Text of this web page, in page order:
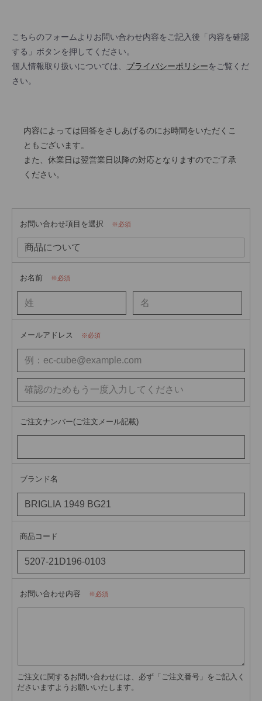
こちらのフォームよりお問い合わせ内容をご記入後「内容を確認
する」ボタンを押してください。
個人情報取り扱いについては、 プライバシーポリシーをご覧くだ
さい。
内容によっては回答をさしあげるのにお時間をいただくこ
ともございます。
また、休業日は翌営業日以降の対応となりますのでご了承
ください。
お問い合わせ項目を選択 必須
お名前 必須
メールアドレス 必須
ご注文ナンバー(ご注文メール記載)
ブランド名
商品コード
お問い合わせ内容 必須
ご注文に関するお問い合わせには、必ず「ご注文番号」をご記入く
ださいますようお願いいたします。